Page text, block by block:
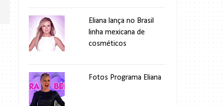
Eliana lança no Brasil
linha mexicana de
cosméticos
Fotos Programa Eliana